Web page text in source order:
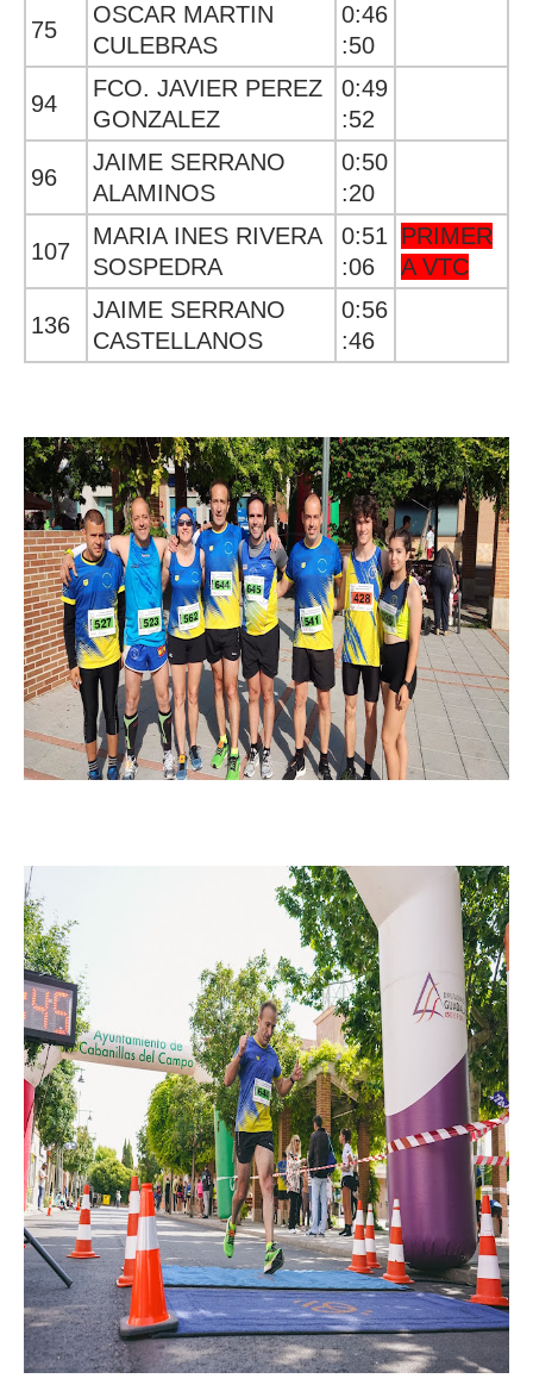
75
OSCAR MARTIN
CULEBRAS
0:46
:50
94
FCO. JAVIER PEREZ
GONZALEZ
0:49
:52
96
JAIME SERRANO
ALAMINOS
0:50
:20
107
MARIA INES RIVERA
SOSPEDRA
0:51
:06
PRIMER
A VTC
136
JAIME SERRANO
CASTELLANOS
0:56
:46